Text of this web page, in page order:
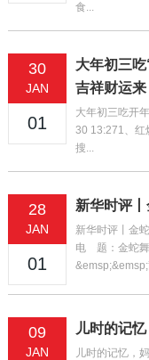
食...
30
JAN
01
大年初三
吉祥财运来
大年初三吃开
30 13:271、红
搜...
28
JAN
01
新华时评
新华时评丨金
电 题：金蛇舞
09
JAN
儿时的记
儿时的记忆，